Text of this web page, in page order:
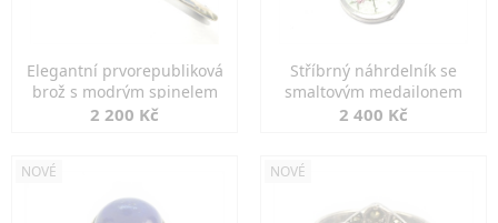
Elegantní prvorepubliková
brož s modrým spinelem
2 200 Kč
Stříbrný náhrdelník se
smaltovým medailonem
2 400 Kč
NOVÉ NOVÉ